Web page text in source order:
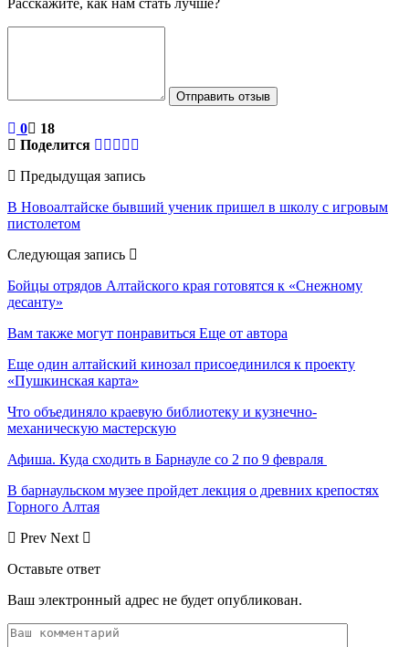
Расскажите, как нам стать лучше?
Отправить отзыв
0
18
Поделится
Предыдущая запись
В Новоалтайске бывший ученик пришел в школу с игровым
пистолетом
Следующая запись
Бойцы отрядов Алтайского края готовятся к «Снежному
десанту»
Вам также могут понравиться Еще от автора
Еще один алтайский кинозал присоединился к проекту
«Пушкинская карта»
Что объединяло краевую библиотеку и кузнечно-
механическую мастерскую
Афиша. Куда сходить в Барнауле со 2 по 9 февраля
В барнаульском музее пройдет лекция о древних крепостях
Горного Алтая
Prev Next
Оставьте ответ
Ваш электронный адрес не будет опубликован.